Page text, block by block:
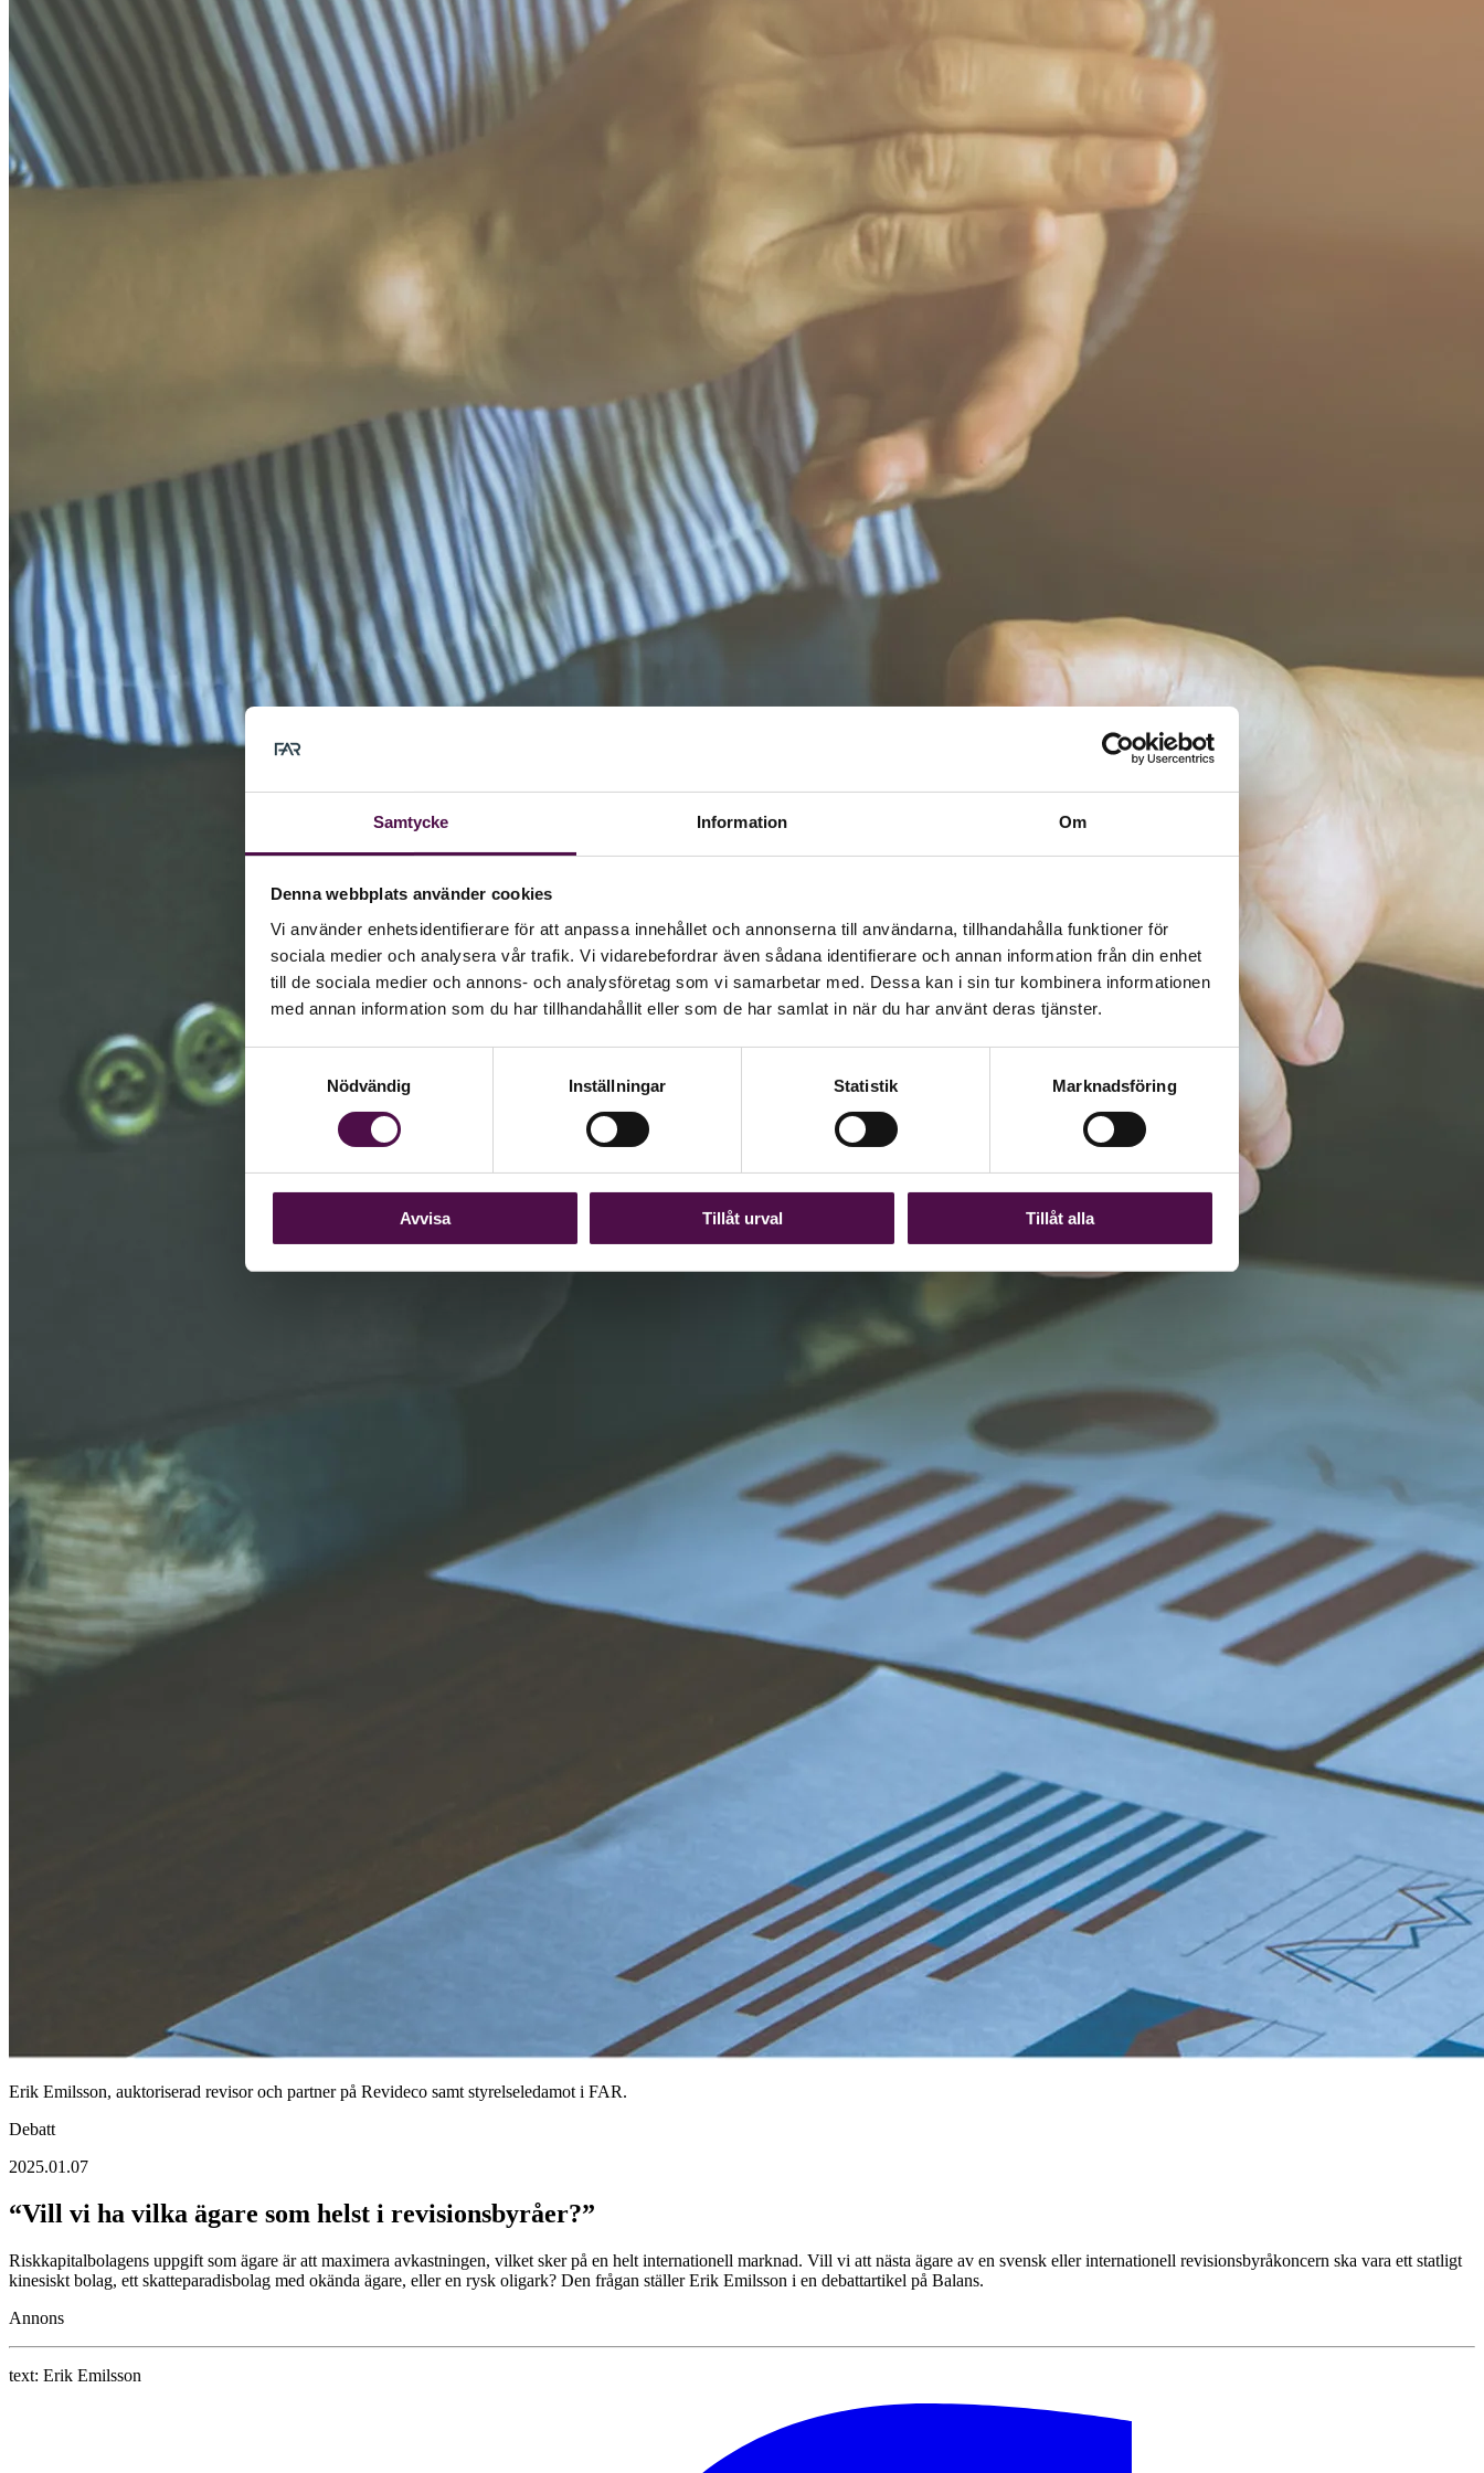
Samtycke Information Om
Denna webbplats använder cookies
Vi använder enhetsidentifierare för att anpassa innehållet och annonserna till användarna, tillhandahålla funktioner för
sociala medier och analysera vår trafik. Vi vidarebefordrar även sådana identifierare och annan information från din enhet
till de sociala medier och annons- och analysföretag som vi samarbetar med. Dessa kan i sin tur kombinera informationen
med annan information som du har tillhandahållit eller som de har samlat in när du har använt deras tjänster.
Nödvändig
Inställningar Statistik Marknadsföring
Avvisa Tillåt urval Tillåt alla
Erik Emilsson, auktoriserad revisor och partner på Revideco samt styrelseledamot i FAR.
Debatt
2025.01.07
“Vill vi ha vilka ägare som helst i revisionsbyråer?”
Riskkapitalbolagens uppgift som ägare är att maximera avkastningen, vilket sker på en helt internationell marknad. Vill vi att nästa ägare av en svensk eller internationell revisionsbyråkoncern ska vara ett statligt
kinesiskt bolag, ett skatteparadisbolag med okända ägare, eller en rysk oligark? Den frågan ställer Erik Emilsson i en debattartikel på Balans.
Annons
text: Erik Emilsson